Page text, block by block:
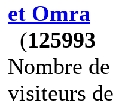
et Omra
(125993
Nombre de
visiteurs de